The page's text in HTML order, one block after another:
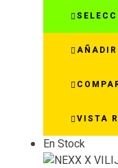
VISTA
En Stock